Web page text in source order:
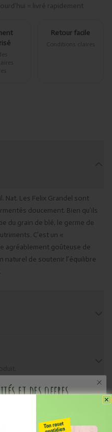
= livré rapidement
Retour facile
Conditions claires
Nat. Les Felix Grandel sont
doucement. Bien qu’ils
du grain de blé, le germe de
C’est un «
agréablement goûteuse de
naturel de soutenir l’équilibre
et des offres